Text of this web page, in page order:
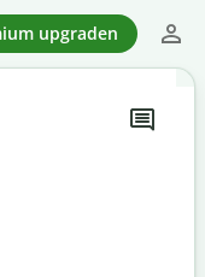
upgraden